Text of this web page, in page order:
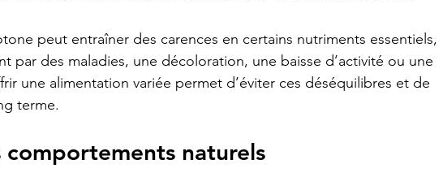
peut entraîner des carences en certains nutriments essentiels,
par des maladies, une décoloration, une baisse d’activité ou une
une alimentation variée permet d’éviter ces déséquilibres et de
terme.
comportements naturels